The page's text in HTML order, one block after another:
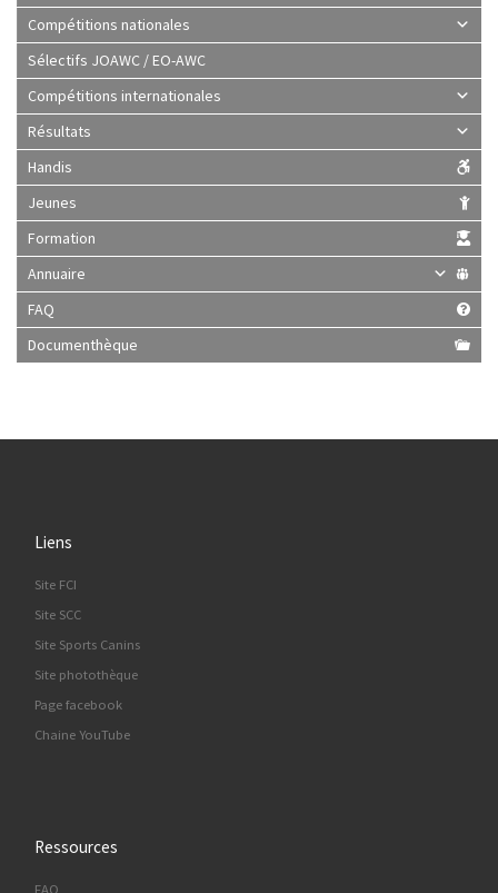
Compétitions nationales
Sélectifs JOAWC / EO-AWC
Compétitions internationales
Résultats
Handis
Jeunes
Formation
Annuaire
FAQ
Documenthèque
Liens
Site FCI
Site SCC
Site Sports Canins
Site photothèque
Page facebook
Chaine YouTube
Ressources
FAQ